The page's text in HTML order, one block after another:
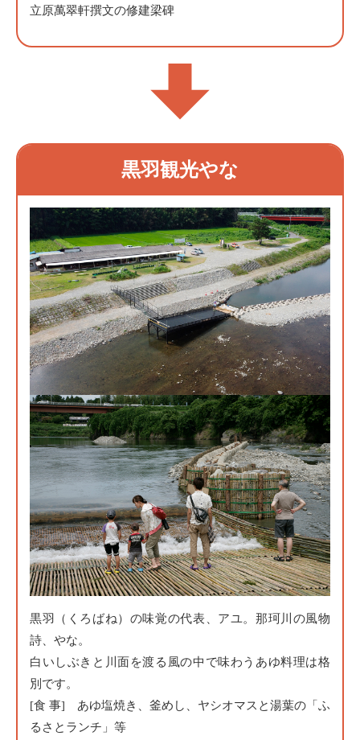
立原萬翠軒撰文の修建梁碑
黒羽観光やな
黒羽（くろばね）の味覚の代表、アユ。那珂川の風物
詩、やな。
白いしぶきと川面を渡る風の中で味わうあゆ料理は格
別です。
[食 事] あゆ塩焼き、釜めし、ヤシオマスと湯葉の「ふ
るさとランチ」等